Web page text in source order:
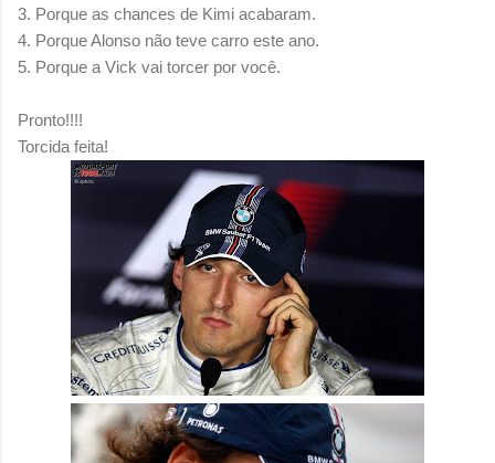
3. Porque as chances de Kimi acabaram.
4. Porque Alonso não teve carro este ano.
5. Porque a Vick vai torcer por você.
Pronto!!!!
Torcida feita!